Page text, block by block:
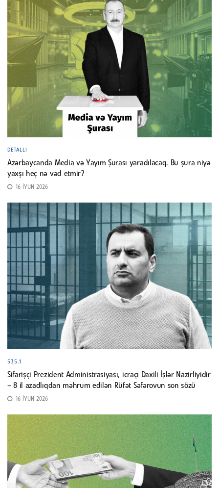
DETALLI
Azərbaycanda Media və Yayım Şurası yaradılacaq. Bu şura niyə
yaxşı heç nə vəd etmir?
16 İYUN 2026
535.1
Sifarişçi Prezident Administrasiyası, icraçı Daxili İşlər Nazirliyidir
– 8 il azadlıqdan məhrum edilən Rüfət Səfərovun son sözü
16 İYUN 2026